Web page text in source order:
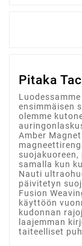
Pitaka
ensimmäisen
olemme
Amber
suojakuoreen,
samalla kun
Nauti
päivitetyn
Fusion
käyttöön
kudonnan
laajemman
taiteelliset